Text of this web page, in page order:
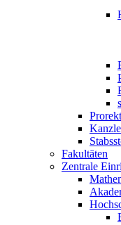
Fakultäten
Zentrale